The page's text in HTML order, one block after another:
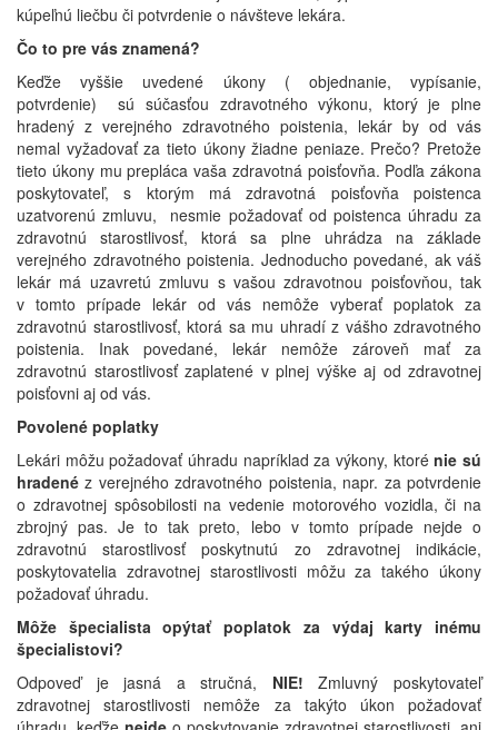
kúpeľnú liečbu či potvrdenie o návšteve lekára.
Čo to pre vás znamená?
Keďže vyššie uvedené úkony ( objednanie, vypísanie,
potvrdenie) sú súčasťou zdravotného výkonu, ktorý je plne
hradený z verejného zdravotného poistenia, lekár by od vás
nemal vyžadovať za tieto úkony žiadne peniaze. Prečo? Pretože
tieto úkony mu prepláca vaša zdravotná poisťovňa. Podľa zákona
poskytovateľ, s ktorým má zdravotná poisťovňa poistenca
uzatvorenú zmluvu, nesmie požadovať od poistenca úhradu za
zdravotnú starostlivosť, ktorá sa plne uhrádza na základe
verejného zdravotného poistenia. Jednoducho povedané, ak váš
lekár má uzavretú zmluvu s vašou zdravotnou poisťovňou, tak
v tomto prípade lekár od vás nemôže vyberať poplatok za
zdravotnú starostlivosť, ktorá sa mu uhradí z vášho zdravotného
poistenia. Inak povedané, lekár nemôže zároveň mať za
zdravotnú starostlivosť zaplatené v plnej výške aj od zdravotnej
poisťovni aj od vás.
Povolené poplatky
Lekári môžu požadovať úhradu napríklad za výkony, ktorénie sú
hradené z verejného zdravotného poistenia, napr. za potvrdenie
o zdravotnej spôsobilosti na vedenie motorového vozidla, či na
zbrojný pas. Je to tak preto, lebo v tomto prípade nejde o
zdravotnú starostlivosť poskytnutú zo zdravotnej indikácie,
poskytovatelia zdravotnej starostlivosti môžu za takého úkony
požadovať úhradu.
Môže špecialista opýtať poplatok za výdaj karty inému
špecialistovi?
Odpoveď je jasná a stručná, NIE! Zmluvný poskytovateľ
zdravotnej starostlivosti nemôže za takýto úkon požadovať